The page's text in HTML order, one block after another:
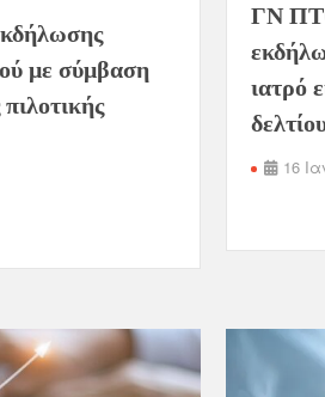
με σύμβαση
ΓΝ
ιατρό
16